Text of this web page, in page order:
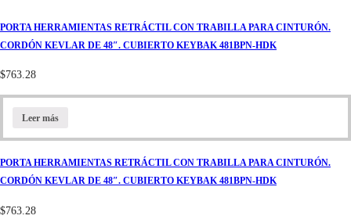
PORTA HERRAMIENTAS RETRÁCTIL CON TRABILLA PARA CINTURÓN.
CORDÓN KEVLAR DE 48″. CUBIERTO KEYBAK 481BPN-HDK
$763.28
Leer más
PORTA HERRAMIENTAS RETRÁCTIL CON TRABILLA PARA CINTURÓN.
CORDÓN KEVLAR DE 48″. CUBIERTO KEYBAK 481BPN-HDK
$763.28